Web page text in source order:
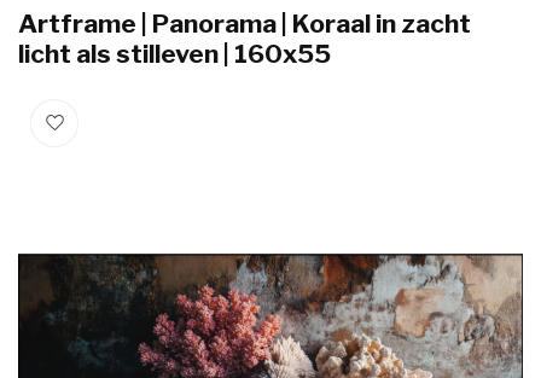
Artframe | Panorama | Koraal in zacht
licht als stilleven | 160x55